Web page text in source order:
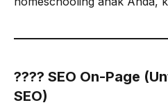
???? SEO On-Page
SEO)